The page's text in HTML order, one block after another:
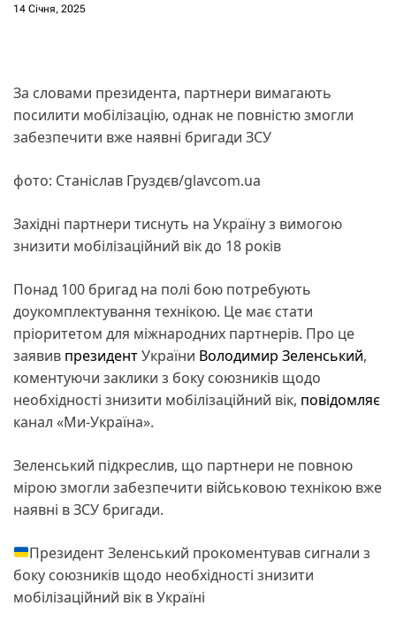
14 Січня, 2025
За словами президента, партнери вимагають
посилити мобілізацію, однак не повністю змогли
забезпечити вже наявні бригади ЗСУ
фото: Станіслав Груздєв/glavcom.ua
Західні партнери тиснуть на Україну з вимогою
знизити мобілізаційний вік до 18 років
Понад 100 бригад на полі бою потребують
доукомплектування технікою. Це має стати
пріоритетом для міжнародних партнерів. Про це
заявив президентУкраїни Володимир Зеленський,
коментуючи заклики з боку союзників щодо
необхідності знизити мобілізаційний вік, повідомляє
канал «Ми-Україна».
Зеленський підкреслив, що партнери не повною
мірою змогли забезпечити військовою технікою вже
наявні в ЗСУ бригади.
Президент Зеленський прокоментував сигнали з
боку союзників щодо необхідності знизити
мобілізаційний вік в Україні